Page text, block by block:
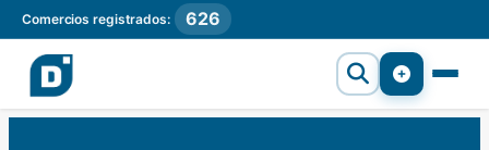
Comercios registrados: 626